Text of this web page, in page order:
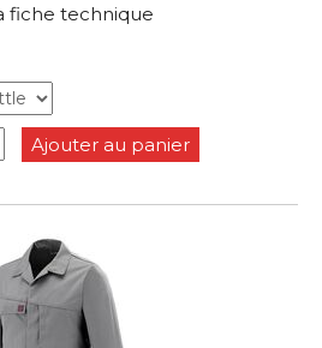
fiche technique
Ajouter au panier